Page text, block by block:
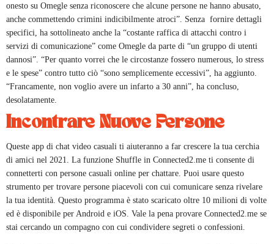
onesto su Omegle senza riconoscere che alcune persone ne hanno abusato,
anche commettendo crimini indicibilmente atroci”. Senza fornire dettagli
specifici, ha sottolineato anche la “costante raffica di attacchi contro i
servizi di comunicazione” come Omegle da parte di “un gruppo di utenti
dannosi”. “Per quanto vorrei che le circostanze fossero numerous, lo stress
e le spese” contro tutto ciò “sono semplicemente eccessivi”, ha aggiunto.
“Francamente, non voglio avere un infarto a 30 anni”, ha concluso,
desolatamente.
Incontrare Nuove Persone
Queste app di chat video casuali ti aiuteranno a far crescere la tua cerchia
di amici nel 2021. La funzione Shuffle in Connected2.me ti consente di
connetterti con persone casuali online per chattare. Puoi usare questo
strumento per trovare persone piacevoli con cui comunicare senza rivelare
la tua identità. Questo programma è stato scaricato oltre 10 milioni di volte
ed è disponibile per Android e iOS. Vale la pena provare Connected2.me se
stai cercando un compagno con cui condividere segreti o confessioni.